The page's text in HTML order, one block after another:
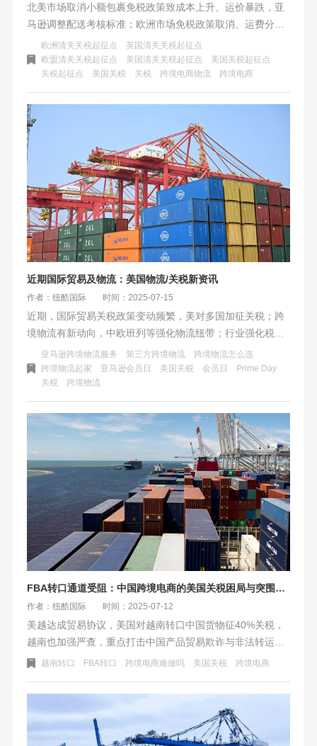
北美市场取消小额包裹免税政策致成本上升、运价暴跌，亚
马逊调整配送考核标准；欧洲市场免税政策取消、运费分
化，意大利保证金政策松动。面对挑战，北美可高利润品直
邮、共建仓，欧洲可借退货试点降成本、合作泛欧枢纽。
欧洲清关关税起征点
英国清关关税起征点
欧盟清关关税起征点
美国清关关税起征点
美国关税起征点
关税起征点
美国关税 关税 跨境电商物流 跨境电商
近期国际贸易及物流：美国物流/关税新资讯
作者：纽酷国际 时间：2025-07-15
近期，国际贸易关税政策变动频繁，美对多国加征关税；跨
境物流有新动向，中欧班列等强化物流纽带；行业强化税务
合规，推进绿色技术升级；此外，亚马逊Prime Day销售额
创新高，深圳海关推出自动化签证系统提升跨境生鲜通关效
率。
亚马逊跨境物流服务 第三方跨境物流
跨境物流怎么选
跨境物流起家
亚马逊会员日 美国关税 会员日
Prime Day
关税
跨境物流
FBA转口通道受阻：中国跨境电商的美国关税困局与突围之路
作者：纽酷国际 时间：2025-07-12
美越达成贸易协议，美国对越南转口中国货物征40%关税，
越南也加强严查，重点打击中国产品贸易欺诈与非法转运。
中资企业面临成本上升、订单取消等困境，在此背景下，中
全球供应链也正加速重构。
越南转口 FBA转口 跨境电商难做吗 美国关税 跨境电商